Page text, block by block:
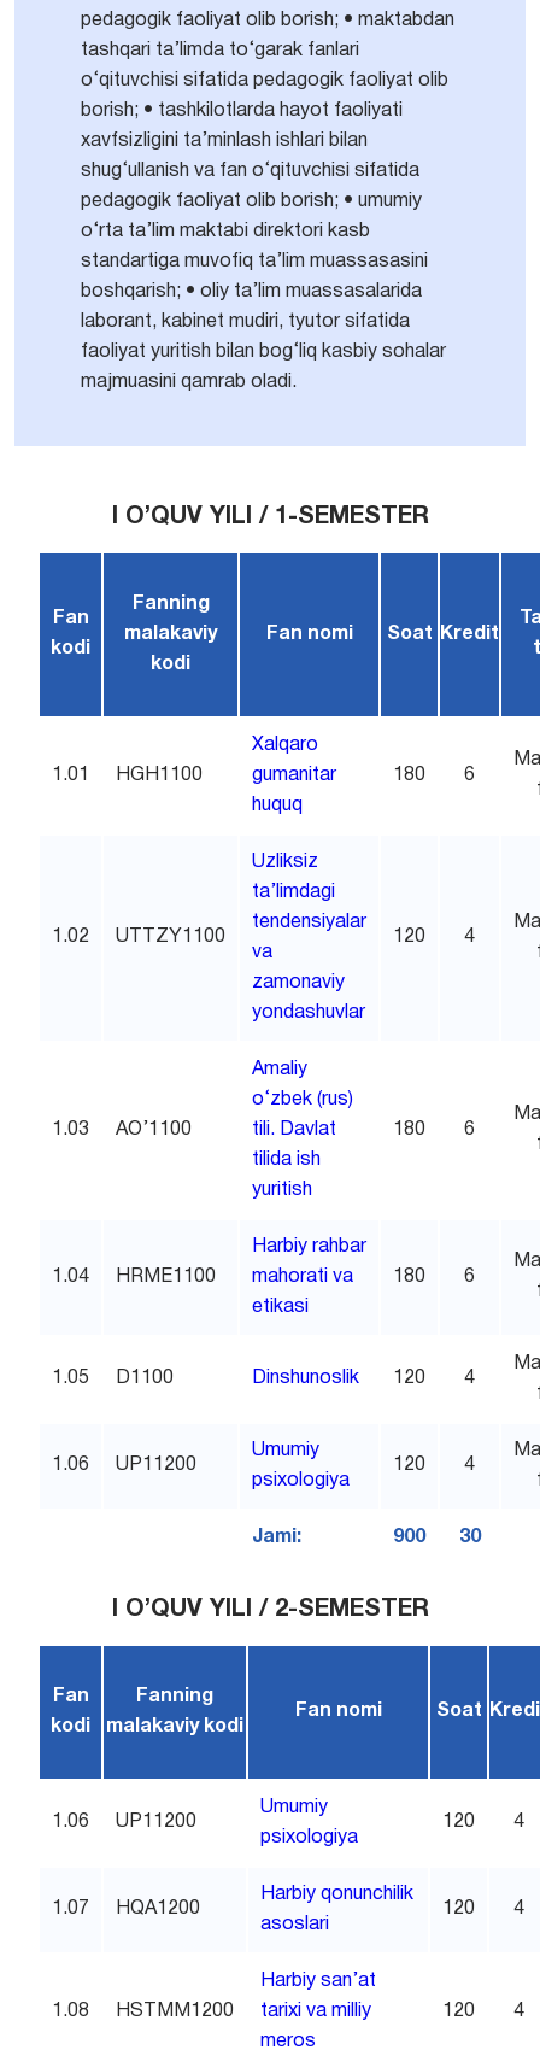
pedagogik faoliyat olib borish; • maktabdan
tashqari ta’limda to‘garak fanlari
o‘qituvchisi sifatida pedagogik faoliyat olib
borish; • tashkilotlarda hayot faoliyati
xavfsizligini ta’minlash ishlari bilan
shug‘ullanish va fan o‘qituvchisi sifatida
pedagogik faoliyat olib borish; • umumiy
o‘rta ta’lim maktabi direktori kasb
standartiga muvofiq ta’lim muassasasini
boshqarish; • oliy ta’lim muassasalarida
laborant, kabinet mudiri, tyutor sifatida
faoliyat yuritish bilan bog‘liq kasbiy sohalar
majmuasini qamrab oladi.
I O’QUV YILI / 1-SEMESTER
Fan
kodi
Fanning
malakaviy
kodi
Fan nomi Soat Kredit
1.01 HGH1100
Xalqaro
gumanitar
huquq
180 6
1.02 UTTZY1100
Uzliksiz
ta’limdagi
tendensiyalar
va
zamonaviy
yondashuvlar
120 4
1.03 AO’1100
Amaliy
o‘zbek (rus)
tili. Davlat
tilida ish
yuritish
180 6
1.04 HRME1100
Harbiy rahbar
mahorati va
etikasi
180 6
1.05 D1100 Dinshunoslik 120 4
1.06 UP11200
Umumiy
psixologiya
120 4
Jami: 900 30
I O’QUV YILI / 2-SEMESTER
Fan
kodi
Fanning
malakaviy kodi
Fan nomi Soat
1.06 UP11200
Umumiy
psixologiya
120 4
1.07 HQA1200
Harbiy qonunchilik
asoslari
120 4
1.08 HSTMM1200
Harbiy san’at
tarixi va milliy
meros
120 4